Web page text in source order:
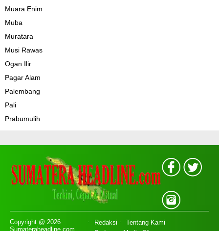
Muara Enim
Muba
Muratara
Musi Rawas
Ogan Ilir
Pagar Alam
Palembang
Pali
Prabumulih
Copyright @ 2026
Redaksi
Tentang Kami